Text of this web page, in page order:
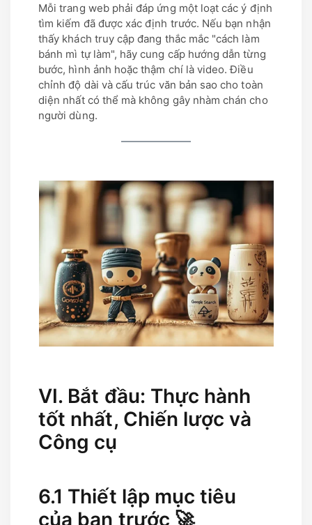
Mỗi trang web phải đáp ứng một loạt các ý định
tìm kiếm đã được xác định trước. Nếu bạn nhận
thấy khách truy cập đang thắc mắc "cách làm
bánh mì tự làm", hãy cung cấp hướng dẫn từng
bước, hình ảnh hoặc thậm chí là video. Điều
chỉnh độ dài và cấu trúc văn bản sao cho toàn
diện nhất có thể mà không gây nhàm chán cho
người dùng.
VI. Bắt đầu: Thực hành
tốt nhất, Chiến lược và
Công cụ
6.1 Thiết lập mục tiêu
của bạn trước 🚀